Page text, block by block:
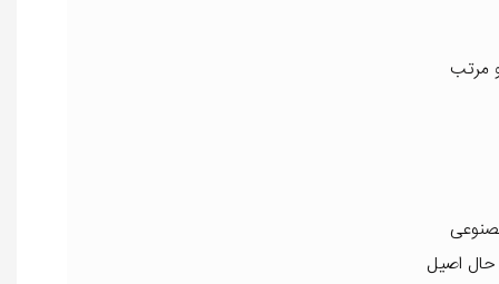
مرتب
حال اصیل